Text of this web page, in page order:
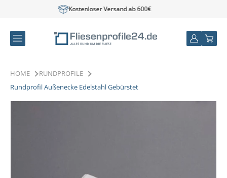
Kostenloser Versand ab 600€
Einloggen
Warenkorb
HOME
RUNDPROFILE
Rundprofil Außenecke Edelstahl Gebürstet